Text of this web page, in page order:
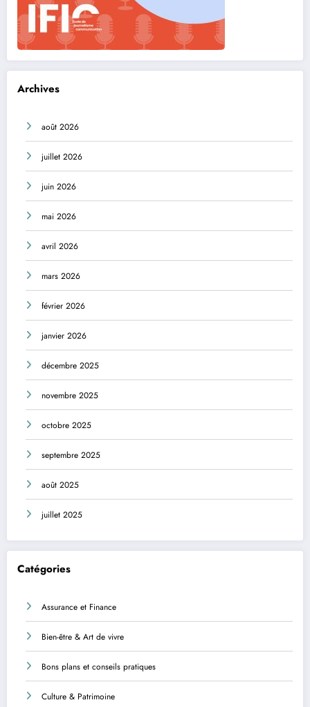
Archives
août 2026
juillet 2026
juin 2026
mai 2026
avril 2026
mars 2026
février 2026
janvier 2026
décembre 2025
novembre 2025
octobre 2025
septembre 2025
août 2025
juillet 2025
Catégories
Assurance et Finance
Bien-être & Art de vivre
Bons plans et conseils pratiques
Culture & Patrimoine